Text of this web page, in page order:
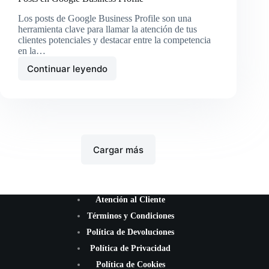
Los posts de Google Business Profile son una
herramienta clave para llamar la atención de tus
clientes potenciales y destacar entre la competencia
en la…
Continuar leyendo
Posts
Cargar más
Atención al Cliente
Términos y Condiciones
Política de Devoluciones
Política de Privacidad
Política de Cookies